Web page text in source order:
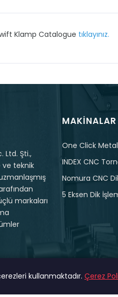
Klamp Catalogue tıklayınız.
Ltd. Şti.,
ve teknik
markaları
MAKINALAR
One Click
INDEX CNC
Nomura CNC
5 Eksen Dik
kullanmaktadır. Çerez